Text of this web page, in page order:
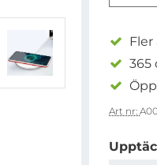
Fler
365
Art nr: